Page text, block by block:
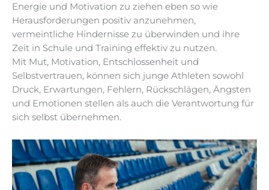
Energie und Motivation zu ziehen eben so wie
Herausforderungen positiv anzunehmen,
vermeintliche Hindernisse zu überwinden und ihre
Zeit in Schule und Training effektiv zu nutzen.
Mit Mut, Motivation, Entschlossenheit und
Selbstvertrauen, können sich junge Athleten sowohl
Druck, Erwartungen, Fehlern, Rückschlägen, Ängsten
und Emotionen stellen als auch die Verantwortung für
sich selbst übernehmen.